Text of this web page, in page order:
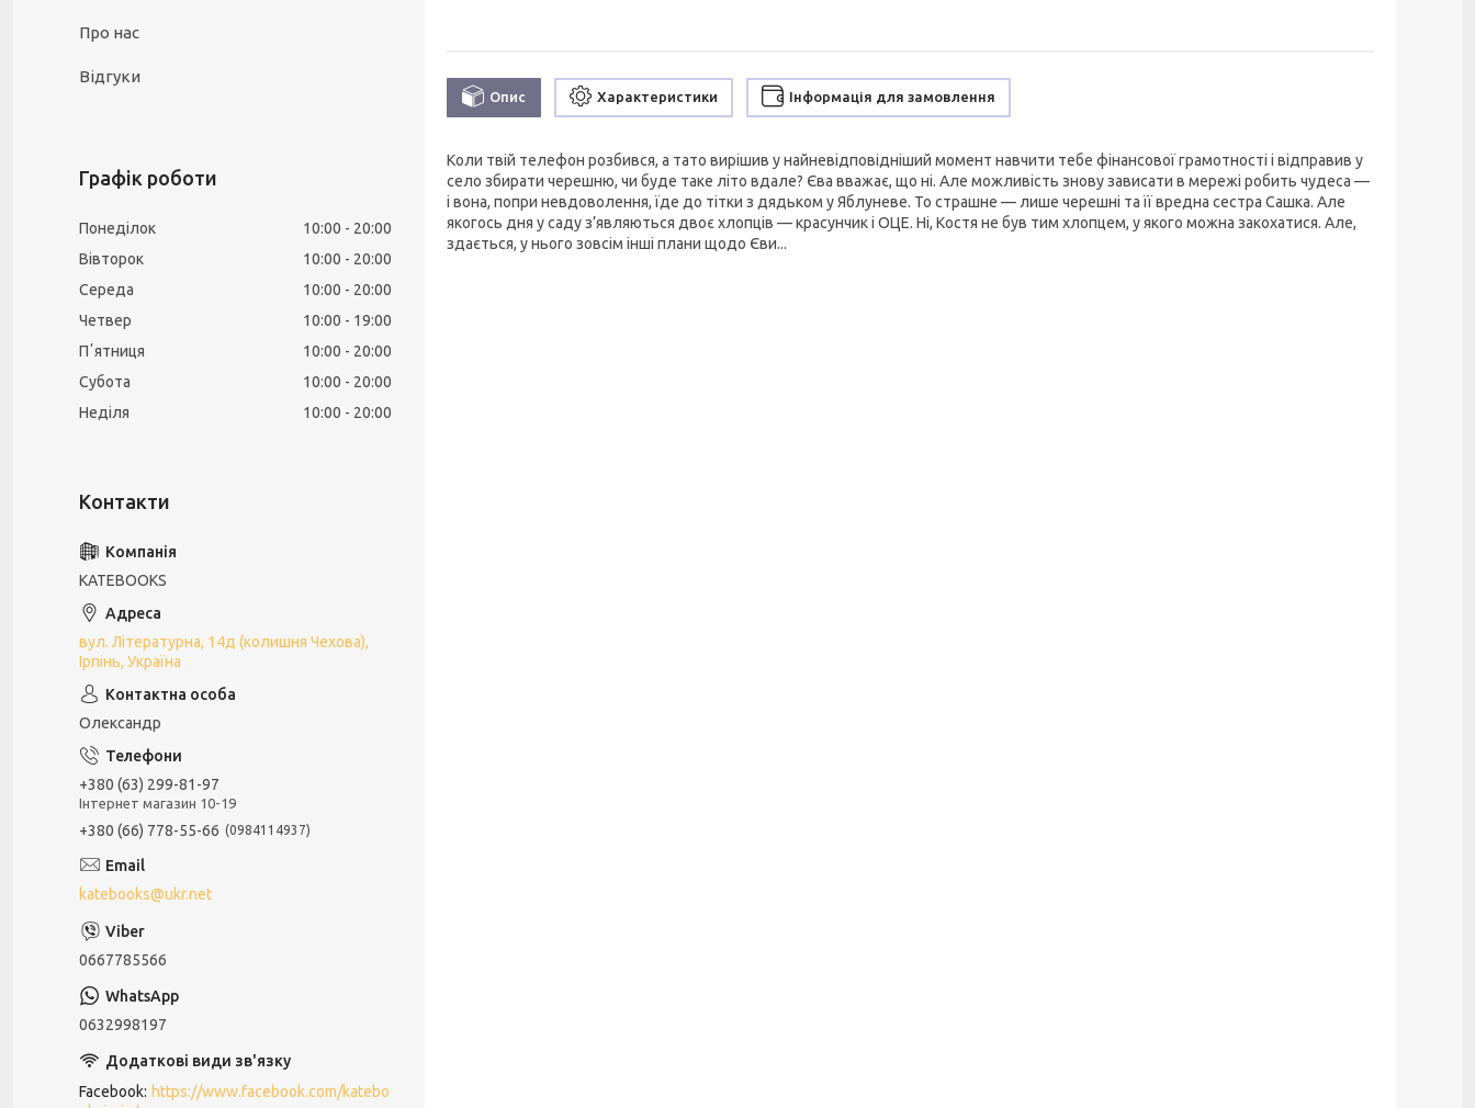
Опис Характеристики Інформація для замовлення
Коли твій телефон розбився, а тато вирішив у найневідповідніший момент навчити тебе фінансової грамотності і відправив у
село збирати черешню, чи буде таке літо вдале? Єва вважає, що ні. Але можливість знову зависати в мережі робить чудеса —
і вона, попри невдоволення, їде до тітки з дядьком у Яблуневе. То страшне — лише черешні та її вредна сестра Сашка. Але
якогось дня у саду з’являються двоє хлопців — красунчик і ОЦЕ. Ні, Костя не був тим хлопцем, у якого можна закохатися. Але,
здається, у нього зовсім інші плани щодо Єви...
Про нас
Відгуки
Графік роботи
Понеділок 10:00
20:00
Вівторок
10:00
20:00
Середа
10:00
20:00
Четвер
10:00
19:00
Пʼятниця
10:00
20:00
Субота
10:00
20:00
Неділя
10:00 20:00
KATEBOOKS
вул. Літературна, 14д (колишня Чехова),
Ірпінь, Україна
Олександр
+380 (63) 299-81-97
Інтернет магазин 10-19
+380 (66) 778-55-66 0984114937
katebooks@ukr.net
0667785566
0632998197
Facebook https://www.facebook.com/katebo